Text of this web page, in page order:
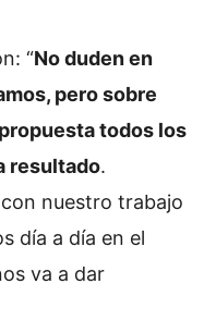
“No duden en
pero sobre
todos los
resultado.
nuestro trabajo
día a día en el
va a dar